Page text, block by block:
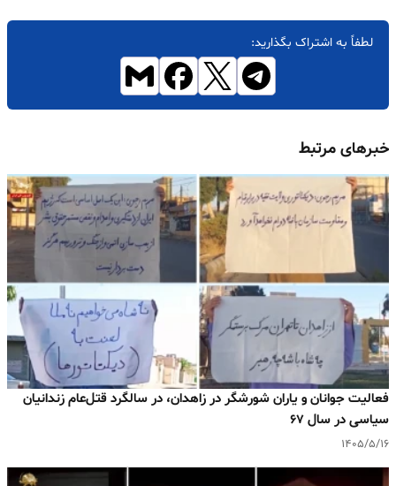
لطفاً به اشتراک بگذارید:
خبرهای مرتبط
فعالیت جوانان و یاران شورشگر در زاهدان، در سالگرد قتل‌عام زندانیان
سیاسی در سال ۶۷
۱۴۰۵/۵/۱۶